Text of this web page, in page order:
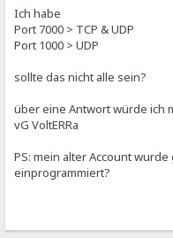
Ich habe
Port 7000 > TCP & UDP
Port 1000 > UDP
sollte das nicht alle sein?
über eine Antwort würde ich
vG VoltERRa
PS: mein alter Account
einprogrammiert?